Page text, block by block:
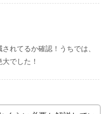
れてるか確認！うちでは、
でした！